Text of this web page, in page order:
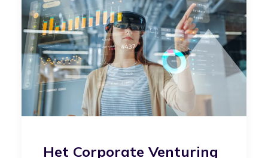
Het Corporate Venturing